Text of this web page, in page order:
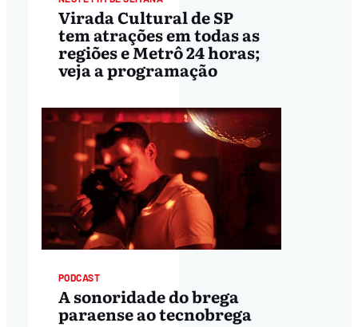
Virada Cultural de SP
tem atrações em todas as
regiões e Metrô 24 horas;
veja a programação
PODCAST
A sonoridade do brega
paraense ao tecnobrega